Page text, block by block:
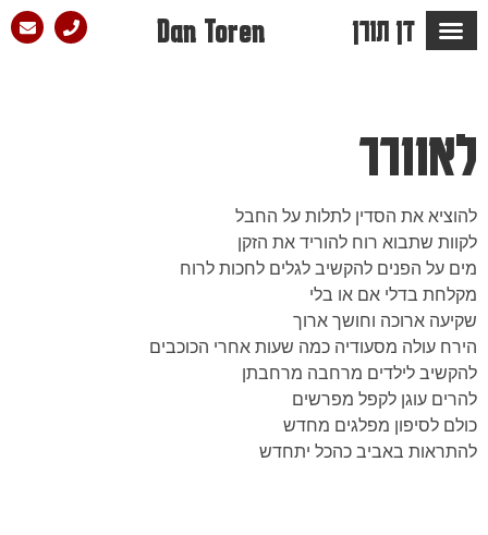
דן תורן Dan Toren
לאוורר
להוציא את הסדין לתלות על החבל
לקוות שתבוא רוח להוריד את הזקן
מים על הפנים להקשיב לגלים לחכות לרוח
מקלחת בדלי אם או בלי
שקיעה ארוכה וחושך ארוך
הירח עולה מסעודיה כמה שעות אחרי הכוכבים
להקשיב לילדים מרחבה מרחבתן
להרים עוגן לקפל מפרשים
כולם לסיפון מפלגים מחדש
להתראות באביב כהכל יתחדש